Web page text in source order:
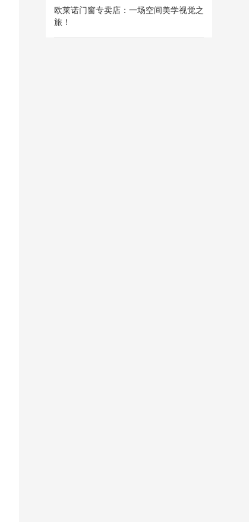
欧莱诺门窗专卖店：一场空间美学视觉之
旅！